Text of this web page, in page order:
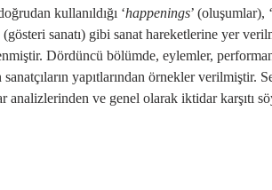
kullanıldığı ‘happenings’ (oluşumlar),
(gösteri sanatı) gibi sanat hareketlerine yer
Dördüncü bölümde, eylemler,
yapıtlarından örnekler verilmiştir.
analizlerinden ve genel olarak iktidar karşıtı